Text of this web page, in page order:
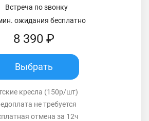
Встреча по звонку
ожидания бесплатно
8 390 ₽
Выбрать
кресла (150р/шт)
не требуется
отмена за 12ч